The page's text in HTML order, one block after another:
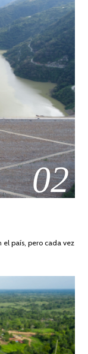
02
el país, pero cada vez